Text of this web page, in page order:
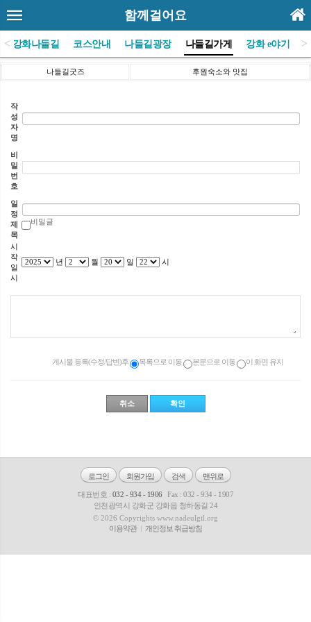
함께걸어요
<)강화나들길 코스안내 나들길광장 나들길가게 강화 e야기 >
나들길굿즈 후원숙소와 맛집
작
성
자
명
비
밀
번
호
일
정
제
목
비밀글
시
작
일
시
년 월 일 시
게시물 등록(수정/답변)후 목록으로 이동 본문으로 이동 이 화면 유지
로그인 회원가입 검색 맨위로
대표번호 : 032 - 934 - 1906
Fax : 032 - 934 - 1907
인천광역시 강화군 강화읍 청하동길 24
© 2026 Copyrights www.nadeulgil.org
이용약관
개인정보 취급방침